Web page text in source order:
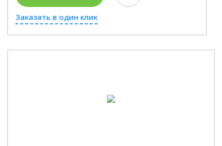
Заказать в один клик